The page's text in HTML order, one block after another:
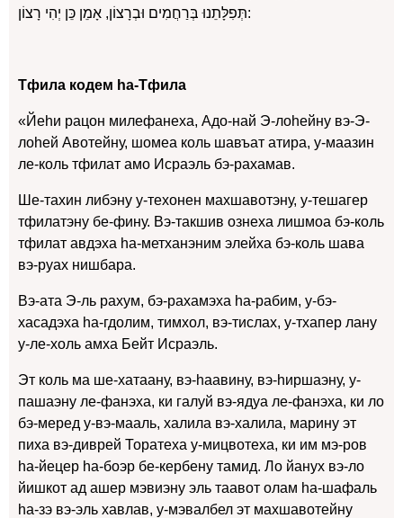
תְּפִלָּתֵנוּ בְּרַחֲמִים וּבְרָצוֹן, אָמֵן כֵּן יְהִי רָצוֹן:
Тфила кодем hа-Тфила
«Йеhи рацон милефанеха, Адо-най Э-лоhейну вэ-Э-
лоhей Авотейну, шомеа коль шавъат атира, у-маазин
ле-коль тфилат амо Исраэль бэ-рахамав.
Ше-тахин либэну у-техонен махшавотэну, у-тешагер
тфилатэну бе-фину. Вэ-такшив ознеха лишмоа бэ-коль
тфилат авдэха hа-метханэним элейха бэ-коль шава
вэ-руах нишбара.
Вэ-ата Э-ль рахум, бэ-рахамэха hа-рабим, у-бэ-
хасадэха hа-гдолим, тимхол, вэ-тислах, у-тхапер лану
у-ле-холь амха Бейт Исраэль.
Эт коль ма ше-хатаану, вэ-hаавину, вэ-hиршаэну, у-
пашаэну ле-фанэха, ки галуй вэ-ядуа ле-фанэха, ки ло
бэ-меред у-вэ-мааль, халила вэ-халила, марину эт
пиха вэ-диврей Торатеха у-мицвотеха, ки им мэ-ров
hа-йецер hа-боэр бе-кербену тамид. Ло йанух вэ-ло
йишкот ад ашер мэвиэну эль таавот олам hа-шафаль
hа-зэ вэ-эль хавлав, у-мэвалбел эт махшавотейну